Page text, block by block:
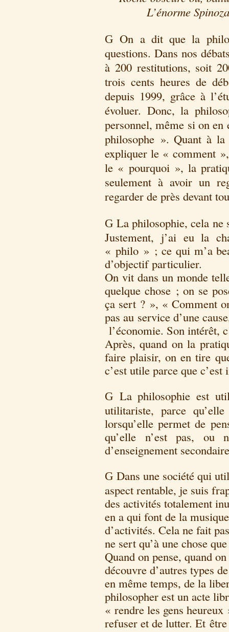
L’énorme
GOn a dit que la
questions. Dans nos
à 200 restitutions, soit
trois cents heures de
depuis 1999, grâce à
évoluer. Donc, la
personnel, même si on en
philosophe ». Quant à
expliquer le « comment
le « pourquoi », la
seulement à avoir un
regarder de près devant
GLa philosophie, cela ne
Justement, j’ai eu la
« philo » ; ce qui m’a
d’objectif particulier.
On vit dans un monde
quelque chose ; on se
ça sert ? », « Comment
pas au service d’une
l’économie. Son intérêt,
Après, quand on la
faire plaisir, on en tire
c’est utile parce que
G La philosophie est
utilitariste, parce
lorsqu’elle permet de
qu’elle n’est pas, ou
d’enseignement
G Dans une société qui
aspect rentable, je suis
des activités totalement
en a qui font de la
d’activités. Cela ne fait
ne sert qu’à une chose
Quand on pense, quand
découvre d’autres types
en même temps, de la
philosopher est un acte
« rendre les gens
refuser et de lutter. Et